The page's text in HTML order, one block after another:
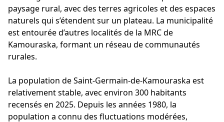
paysage rural, avec des terres agricoles et des espaces
naturels qui s’étendent sur un plateau. La municipalité
est entourée d’autres localités de la MRC de
Kamouraska, formant un réseau de communautés
rurales.
La population de Saint-Germain-de-Kamouraska est
relativement stable, avec environ 300 habitants
recensés en 2025. Depuis les années 1980, la
population a connu des fluctuations modérées,